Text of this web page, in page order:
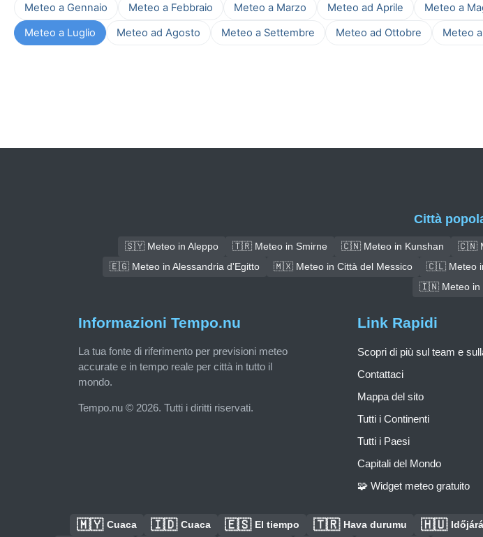
Meteo a Gennaio Meteo a Febbraio Meteo a Marzo Meteo ad Aprile Meteo a
Meteo a Luglio
Meteo ad Agosto Meteo a Settembre Meteo ad Ottobre Meteo
Città
🇸🇾 Meteo in Aleppo 🇹🇷 Meteo in Smirne 🇨🇳 Meteo in Kunshan 🇨🇳
🇪🇬 Meteo in Alessandria d'Egitto
🇲🇽 Meteo in Città del Messico 🇨🇱 Meteo
🇮🇳 Meteo in
Informazioni Tempo.nu
La tua fonte di riferimento per previsioni meteo
accurate e in tempo reale per città in tutto il
mondo.
Tempo.nu © 2026. Tutti i diritti riservati.
Link Rapidi
Scopri di più sul team e
Contattaci
Mappa del sito
Tutti i Continenti
Tutti i Paesi
Capitali del Mondo
🧩 Widget meteo gratuito
🇲🇾 Cuaca 🇮🇩 Cuaca 🇪🇸 El tiempo 🇹🇷 Hava durumu 🇭🇺